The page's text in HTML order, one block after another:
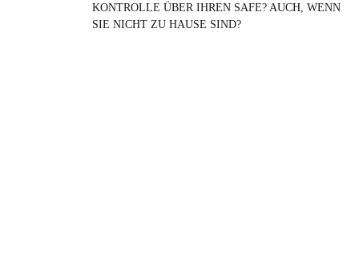
Suchen
nach:
KONTROLLE ÜBER IHREN SAFE? AUCH, WENN
SIE NICHT ZU HAUSE SIND?